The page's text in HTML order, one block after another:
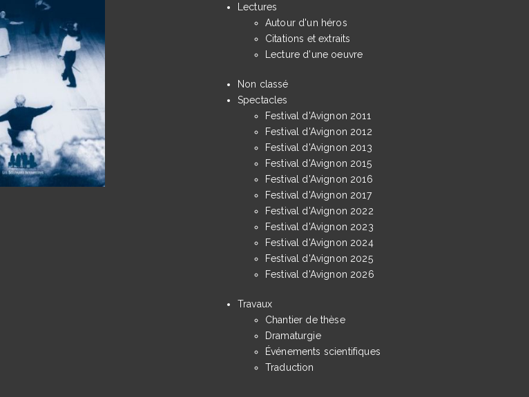
Lectures
Autour d'un héros
Citations et extraits
Lecture d'une oeuvre
Non classé
Spectacles
Festival d'Avignon 2011
Festival d'Avignon 2012
Festival d'Avignon 2013
Festival d'Avignon 2015
Festival d'Avignon 2016
Festival d'Avignon 2017
Festival d'Avignon 2022
Festival d'Avignon 2023
Festival d'Avignon 2024
Festival d'Avignon 2025
Festival d'Avignon 2026
Travaux
Chantier de thèse
Dramaturgie
Événements scientifiques
Traduction